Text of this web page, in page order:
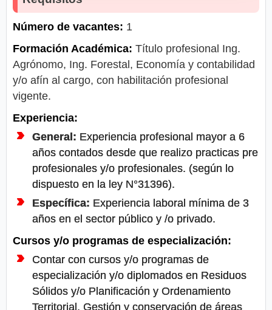
Número de vacantes: 1
Formación Académica: Título profesional Ing.
Agrónomo, Ing. Forestal, Economía y contabilidad
y/o afín al cargo, con habilitación profesional
vigente.
Experiencia:
General: Experiencia profesional mayor a 6
años contados desde que realizo practicas pre
profesionales y/o profesionales. (según lo
dispuesto en la ley N°31396).
Específica: Experiencia laboral mínima de 3
años en el sector público y /o privado.
Cursos y/o programas de especialización:
Contar con cursos y/o programas de
especialización y/o diplomados en Residuos
Sólidos y/o Planificación y Ordenamiento
Territorial, Gestión y conservación de áreas